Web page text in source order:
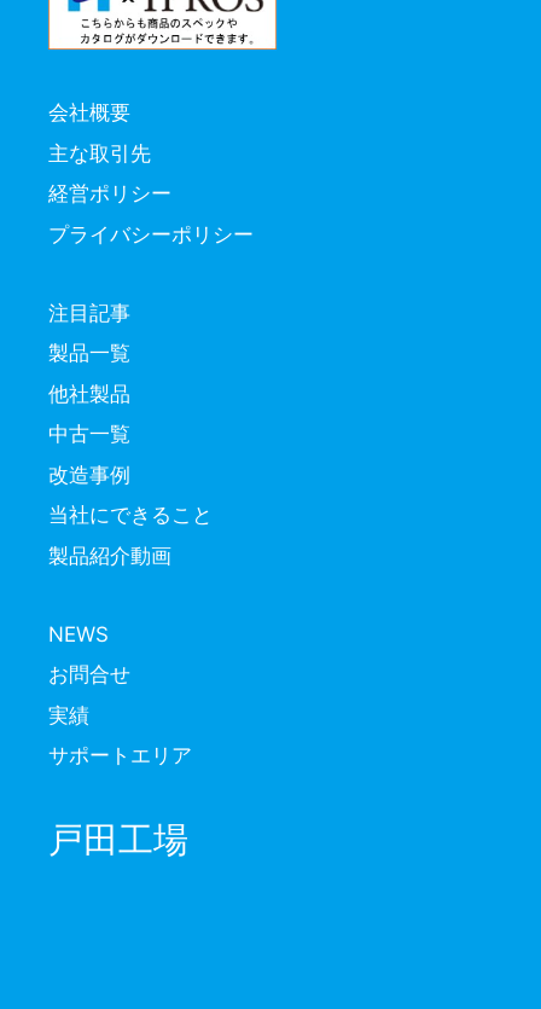
会社概要
主な取引先
経営ポリシー
プライバシーポリシー
注目記事
製品一覧
他社製品
中古一覧
改造事例
当社にできること
製品紹介動画
NEWS
お問合せ
実績
サポートエリア
戸田工場